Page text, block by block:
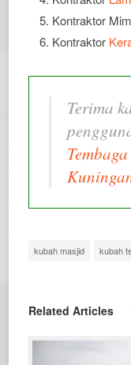
Kontraktor
Kontraktor
Terima
Tembaga
kubah masjid kubah
Related Articles